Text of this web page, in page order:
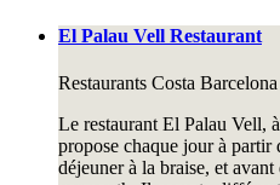
El Palau Vell Restaurant
Restaurants Costa Barcelona
Le restaurant El Palau Vell,
propose chaque jour à
déjeuner à la braise, et